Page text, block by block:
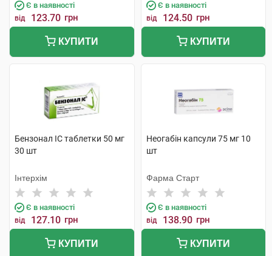
Є в наявності
від 123.70 грн
КУПИТИ
Є в наявності
від 124.50 грн
КУПИТИ
Бензонал IC таблетки 50 мг
30 шт
Інтерхім
Є в наявності
від 127.10 грн
КУПИТИ
Неогабін капсули 75 мг 10
шт
Фарма Старт
Є в наявності
від 138.90 грн
КУПИТИ